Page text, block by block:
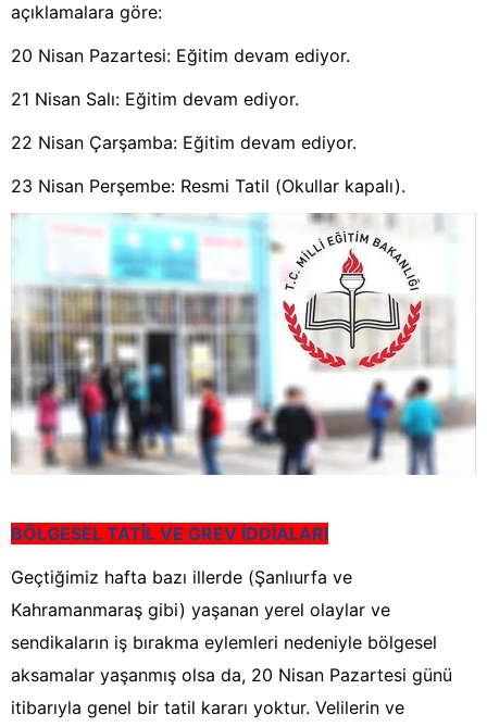
açıklamalara göre:
20 Nisan Pazartesi: Eğitim devam ediyor.
21 Nisan Salı: Eğitim devam ediyor.
22 Nisan Çarşamba: Eğitim devam ediyor.
23 Nisan Perşembe: Resmi Tatil (Okullar kapalı).
BÖLGESEL TATİL VE GREV İDDİALARI
Geçtiğimiz hafta bazı illerde (Şanlıurfa ve
Kahramanmaraş gibi) yaşanan yerel olaylar ve
sendikaların iş bırakma eylemleri nedeniyle bölgesel
aksamalar yaşanmış olsa da, 20 Nisan Pazartesi günü
itibarıyla genel bir tatil kararı yoktur. Velilerin ve